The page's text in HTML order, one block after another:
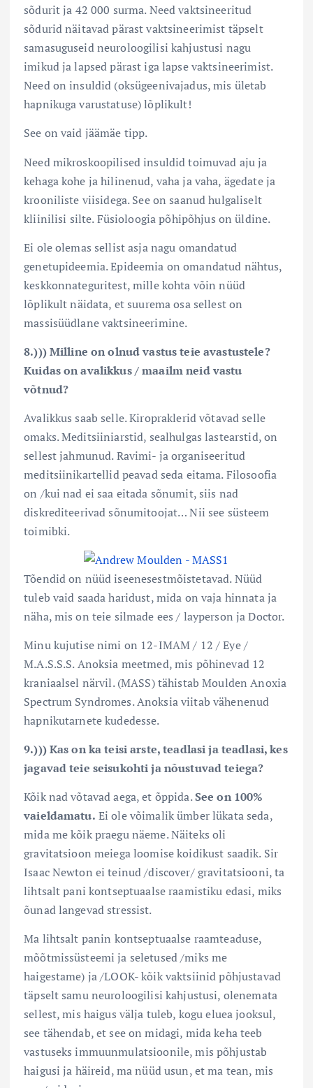
sõdurit ja 42 000 surma. Need vaktsineeritud
sõdurid näitavad pärast vaktsineerimist täpselt
samasuguseid neuroloogilisi kahjustusi nagu
imikud ja lapsed pärast iga lapse vaktsineerimist.
Need on insuldid (oksügeenivajadus, mis ületab
hapnikuga varustatuse) lõplikult!
See on vaid jäämäe tipp.
Need mikroskoopilised insuldid toimuvad aju ja
kehaga kohe ja hilinenud, vaha ja vaha, ägedate ja
krooniliste viisidega. See on saanud hulgaliselt
kliinilisi silte. Füsioloogia põhipõhjus on üldine.
Ei ole olemas sellist asja nagu omandatud
genetupideemia. Epideemia on omandatud nähtus,
keskkonnateguritest, mille kohta võin nüüd
lõplikult näidata, et suurema osa sellest on
massisüüdlane vaktsineerimine.
8.))) Milline on olnud vastus teie avastustele?
Kuidas on avalikkus / maailm neid vastu
võtnud?
Avalikkus saab selle. Kiropraklerid võtavad selle
omaks. Meditsiiniarstid, sealhulgas lastearstid, on
sellest jahmunud. Ravimi- ja organiseeritud
meditsiinikartellid peavad seda eitama. Filosoofia
on /kui nad ei saa eitada sõnumit, siis nad
diskrediteerivad sõnumitoojat… Nii see süsteem
toimibki.
Tõendid on nüüd iseenesestmõistetavad. Nüüd
tuleb vaid saada haridust, mida on vaja hinnata ja
näha, mis on teie silmade ees / layperson ja Doctor.
Minu kujutise nimi on 12-IMAM / 12 / Eye /
M.A.S.S.S. Anoksia meetmed, mis põhinevad 12
kraniaalsel närvil. (MASS) tähistab Moulden Anoxia
Spectrum Syndromes. Anoksia viitab vähenenud
hapnikutarnete kudedesse.
9.))) Kas on ka teisi arste, teadlasi ja teadlasi, kes
jagavad teie seisukohti ja nõustuvad teiega?
Kõik nad võtavad aega, et õppida.See on 100%
vaieldamatu. Ei ole võimalik ümber lükata seda,
mida me kõik praegu näeme. Näiteks oli
gravitatsioon meiega loomise koidikust saadik. Sir
Isaac Newton ei teinud /discover/ gravitatsiooni, ta
lihtsalt pani kontseptuaalse raamistiku edasi, miks
õunad langevad stressist.
Ma lihtsalt panin kontseptuaalse raamteaduse,
mõõtmissüsteemi ja seletused /miks me
haigestame) ja /LOOK- kõik vaktsiinid põhjustavad
täpselt samu neuroloogilisi kahjustusi, olenemata
sellest, mis haigus välja tuleb, kogu eluea jooksul,
see tähendab, et see on midagi, mida keha teeb
vastuseks immuunmulatsioonile, mis põhjustab
haigusi ja häireid, ma nüüd usun, et ma tean, mis